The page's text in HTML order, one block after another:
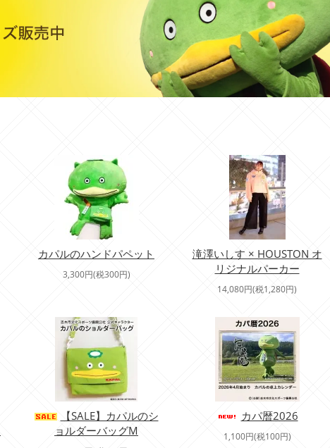
カパルのハンドパペット
3,300円(税300円)
滝澤いしす × HOUSTON オ
リジナルパーカー
14,080円(税1,280円)
【SALE】カパルのシ
ョルダーバッグM
カパ暦2026
1,100円(税100円)